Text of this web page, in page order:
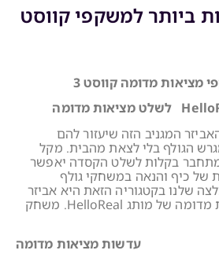
ביותר למשקפי קווסט
המגניב הזה שיעזור להם
הגולף בלי לצאת מהבית. מקל
בקלות לשלט הקסדה יאפשר
של כיף והנאה במשחקי גולף
שלנו בקטגוריה הזאת היא אביזר
הגולף למשקפי מציאות מדומה של מותג HelloReal. משחק
עדשות מציאות מדומה